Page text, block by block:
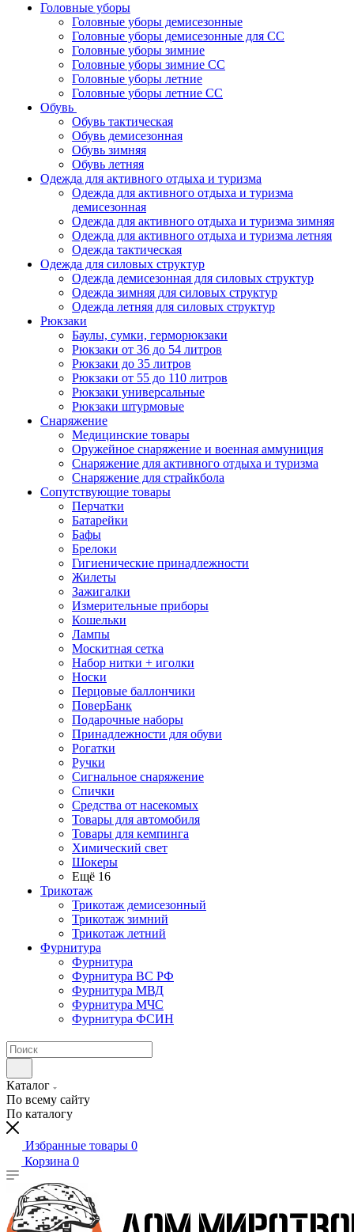
Головные уборы
Головные уборы демисезонные
Головные уборы демисезонные для СС
Головные уборы зимние
Головные уборы зимние СС
Головные уборы летние
Головные уборы летние СС
Обувь
Обувь тактическая
Обувь демисезонная
Обувь зимняя
Обувь летняя
Одежда для активного отдыха и туризма
Одежда для активного отдыха и туризма
демисезонная
Одежда для активного отдыха и туризма зимняя
Одежда для активного отдыха и туризма летняя
Одежда тактическая
Одежда для силовых структур
Одежда демисезонная для силовых структур
Одежда зимняя для силовых структур
Одежда летняя для силовых структур
Рюкзаки
Баулы, сумки, герморюкзаки
Рюкзаки от 36 до 54 литров
Рюкзаки до 35 литров
Рюкзаки от 55 до 110 литров
Рюкзаки универсальные
Рюкзаки штурмовые
Снаряжение
Медицинские товары
Оружейное снаряжение и военная аммуниция
Снаряжение для активного отдыха и туризма
Снаряжение для страйкбола
Сопутствующие товары
Перчатки
Батарейки
Бафы
Брелоки
Гигиенические принадлежности
Жилеты
Зажигалки
Измерительные приборы
Кошельки
Лампы
Москитная сетка
Набор нитки + иголки
Носки
Перцовые баллончики
ПоверБанк
Подарочные наборы
Принадлежности для обуви
Рогатки
Ручки
Сигнальное снаряжение
Спички
Средства от насекомых
Товары для автомобиля
Товары для кемпинга
Химический свет
Шокеры
Ещё 16
Трикотаж
Трикотаж демисезонный
Трикотаж зимний
Трикотаж летний
Фурнитура
Фурнитура
Фурнитура ВС РФ
Фурнитура МВД
Фурнитура МЧС
Фурнитура ФСИН
Каталог
По всему сайту
По каталогу
Избранные товары 0
Корзина 0